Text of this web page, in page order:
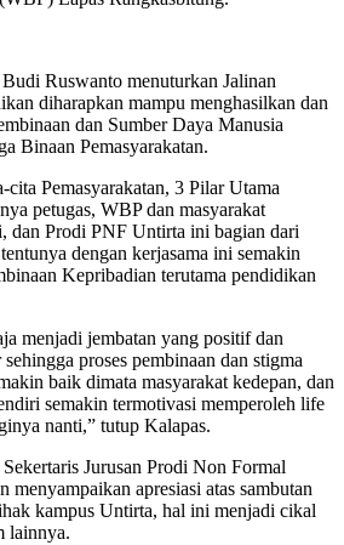
Ruswanto menuturkan Jalinan
diharapkan mampu menghasilkan dan
dan Sumber Daya Manusia
Binaan Pemasyarakatan.
Pemasyarakatan, 3 Pilar Utama
petugas, WBP dan masyarakat
dan Prodi PNF Untirta ini bagian dari
dengan kerjasama ini semakin
Kepribadian terutama pendidikan
menjadi jembatan yang positif dan
proses pembinaan dan stigma
baik dimata masyarakat kedepan, dan
semakin termotivasi memperoleh life
nanti,” tutup Kalapas.
Jurusan Prodi Non Formal
apresiasi atas sambutan
kampus Untirta, hal ini menjadi cikal
lainnya.